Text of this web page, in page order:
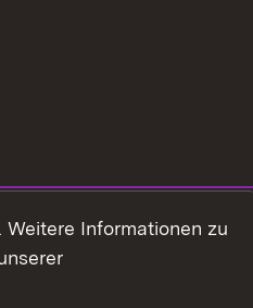
Informationen zu